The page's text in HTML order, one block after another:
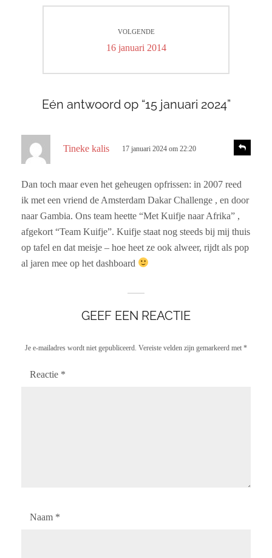
VOLGENDE
Volgend
16 januari 2014
Eén antwoord op “15 januari 2024”
Tineke kalis
r
e
e
17 januari 2024 om 22:20
Dan toch maar even het geheugen opfrissen: in 2007 reed
ik met een vriend de Amsterdam Dakar Challenge , en door
naar Gambia. Ons team heette “Met Kuifje naar Afrika” ,
afgekort “Team Kuifje”. Kuifje staat nog steeds bij mij thuis
op tafel en dat meisje – hoe heet ze ook alweer, rijdt als pop
al jaren mee op het dashboard
e
i
GEEF EEN REACTIE
Je e-mailadres wordt niet gepubliceerd. Vereiste velden zijn gemarkeerd met *
Reactie *
Naam *